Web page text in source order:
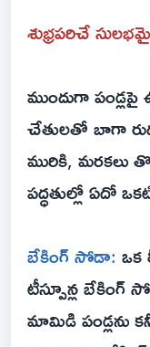
శుభ్రపరిచే
ముందుగా పండ్లపై
చేతులతో బాగా
మురికి,
పద్ధతుల్లో ఏదో
బేకింగ్ సోడా:
టీస్పూన్ల
మామిడి పండ్లను